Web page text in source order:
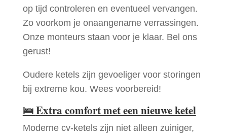
op tijd controleren en eventueel vervangen.
Zo voorkom je onaangename verrassingen.
Onze monteurs staan voor je klaar. Bel ons
gerust!
Oudere ketels zijn gevoeliger voor storingen
bij extreme kou. Wees voorbereid!
🛌Extra comfort met een nieuwe ketel
Moderne cv-ketels zijn niet alleen zuiniger,